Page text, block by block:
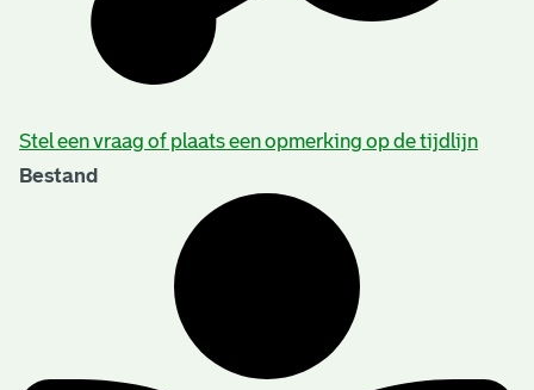
Stel een vraag of plaats een opmerking op de tijdlijn
Bestand